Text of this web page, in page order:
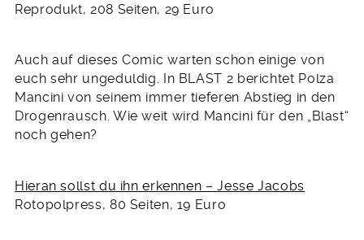
Reprodukt, 208 Seiten, 29 Euro
Auch auf dieses Comic warten schon einige von
euch sehr ungeduldig. In BLAST 2 berichtet Polza
Mancini von seinem immer tieferen Abstieg in den
Drogenrausch. Wie weit wird Mancini für den „Blast“
noch gehen?
Hieran sollst du ihn erkennen – Jesse Jacobs
Rotopolpress, 80 Seiten, 19 Euro